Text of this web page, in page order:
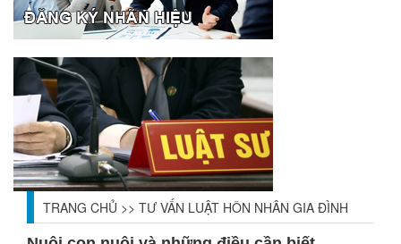
TRANG CHỦ >> TƯ VẤN LUẬT HÔN NHÂN GIA ĐÌNH